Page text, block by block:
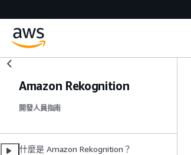
Amazon Rekognition
開發人員指南
什麼是 Amazon Rekognition？